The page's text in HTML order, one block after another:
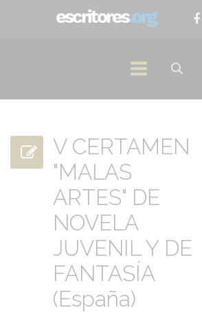
V CERTAMEN
"MALAS
ARTES" DE
NOVELA
JUVENIL Y DE
FANTASÍA
(España)